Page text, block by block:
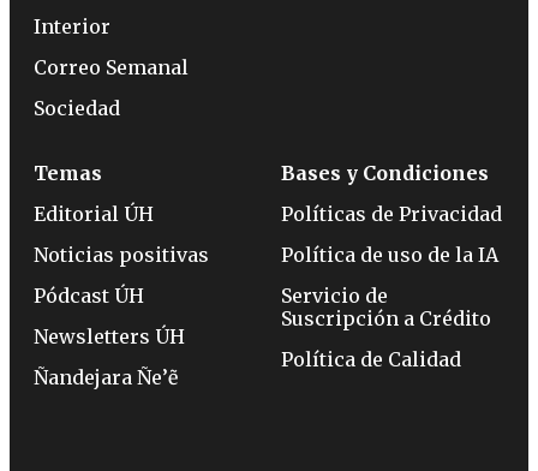
Interior
Correo Semanal
Sociedad
Temas
Editorial ÚH
Noticias positivas
Pódcast ÚH
Newsletters ÚH
Ñandejara Ñe’ẽ
Bases y Condiciones
Políticas de Privacidad
Política de uso de la IA
Servicio de
Suscripción a Crédito
Política de Calidad